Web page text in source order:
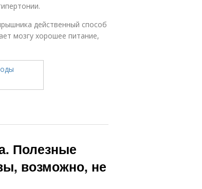
действенный способ
мозгу хорошее питание,
Полезные
возможно, не